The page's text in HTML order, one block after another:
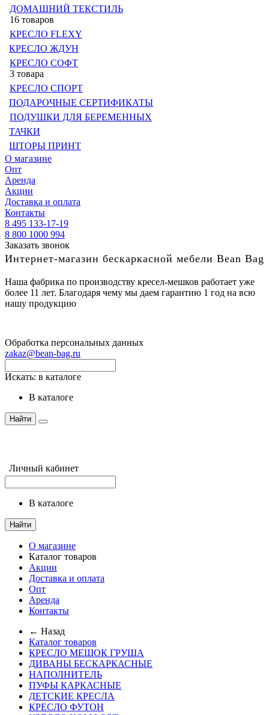
ДОМАШНИЙ ТЕКСТИЛЬ
16 товаров
КРЕСЛО FLEXY
КРЕСЛО ЖДУН
КРЕСЛО СОФТ
3 товара
КРЕСЛО СПОРТ
ПОДАРОЧНЫЕ СЕРТИФИКАТЫ
ПОДУШКИ ДЛЯ БЕРЕМЕННЫХ
ТАЧКИ
ШТОРЫ ПРИНТ
О магазине
Опт
Аренда
Акции
Доставка и оплата
Контакты
8 495 133-17-19
8 800 1000 994
Заказать звонок
Интернет-магазин бескаркасной мебели Bean Bag
Наша фабрика по производству кресел-мешков работает уже
более 11 лет. Благодаря чему мы даем гарантию 1 год на всю
нашу продукцию
Обработка персональных данных
zakaz@bean-bag.ru
Искать: в каталоге
в каталоге
Найти
Личный кабинет
в каталоге
Найти
О магазине
Каталог товаров
Акции
Доставка и оплата
Опт
Аренда
Контакты
← Назад
Каталог товаров
КРЕСЛО МЕШОК ГРУША
ДИВАНЫ БЕСКАРКАСНЫЕ
НАПОЛНИТЕЛЬ
ПУФЫ КАРКАСНЫЕ
ДЕТСКИЕ КРЕСЛА
КРЕСЛО ФУТОН